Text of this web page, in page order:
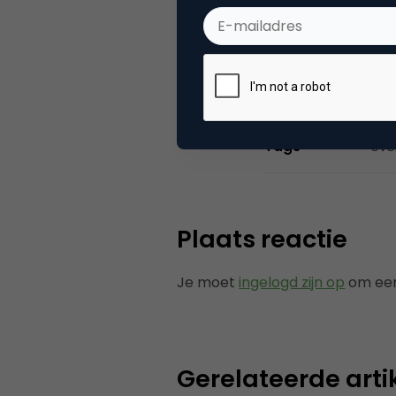
Categorie
Tags
Plaats reactie
Je moet ingelogd zijn op om
Gerelateerde